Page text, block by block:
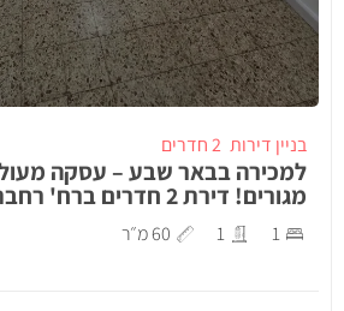
בניין דירות 2 חדרים
למכירה בבאר שבע – עסקה
מגורים! דירת 2 חדרים ברח' רחבת צפת, שכונה ט'!
1
1 60 מ״ר